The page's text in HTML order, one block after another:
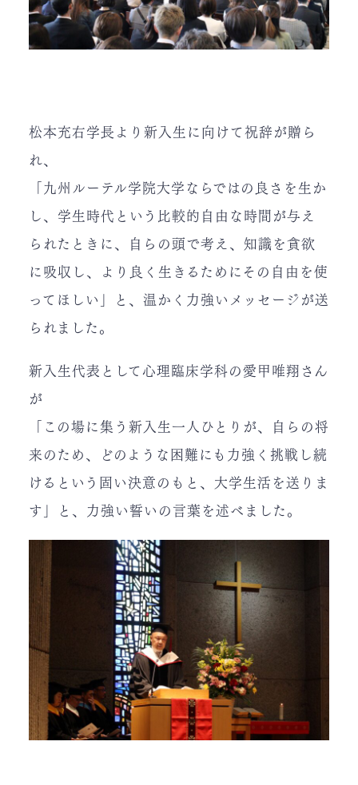
松本充右学長より新入生に向けて祝辞が贈ら
れ、
「九州ルーテル学院大学ならではの良さを生か
し、学生時代という比較的自由な時間が与え
られたときに、自らの頭で考え、知識を貪欲
に吸収し、より良く生きるためにその自由を使
ってほしい」と、温かく力強いメッセージが送
られました。
新入生代表として心理臨床学科の愛甲唯翔さん
が
「この場に集う新入生一人ひとりが、自らの将
来のため、どのような困難にも力強く挑戦し続
けるという固い決意のもと、大学生活を送りま
す」と、力強い誓いの言葉を述べました。